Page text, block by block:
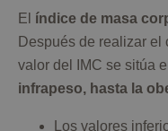
El índice de masa
Después de realizar
valor del IMC se sitúa
infrapeso, hasta la
Los valores